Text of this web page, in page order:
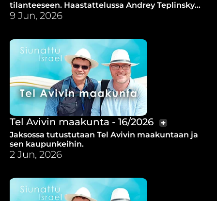
tilanteeseen. Haastattelussa Andrey Teplinsky
Kehilat HaCarmel seurakunnasta.
9 Jun, 2026
Tel Avivin maakunta - 16/2026
Jaksossa tutustutaan Tel Avivin maakuntaan ja
sen kaupunkeihin.
2 Jun, 2026